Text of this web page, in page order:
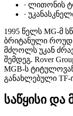
· ლითონის
·
1995 წელს MG-მ
ბრიტანული
მძღოლს უკან
შემდეგ. Rover
MGB-ს
განახლებული TF-
საწყისი